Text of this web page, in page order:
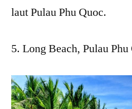
laut Pulau Phu Quoc.
Long Beach, Pulau Phu